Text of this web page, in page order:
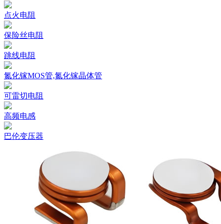
点火电阻
保险丝电阻
跳线电阻
氮化镓MOS管,氮化镓晶体管
可雷切电阻
高频电感
巴伦变压器